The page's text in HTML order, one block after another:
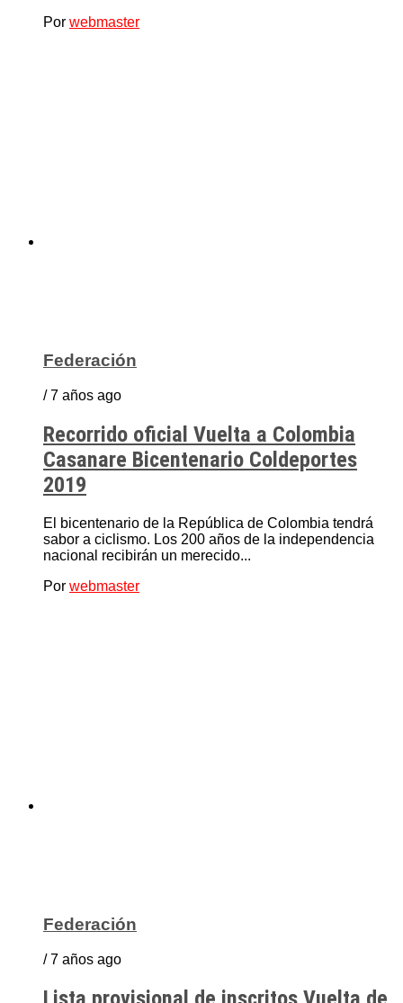
Por webmaster
Federación
/ 7 años ago
Recorrido oficial Vuelta a Colombia
Casanare Bicentenario Coldeportes
2019
El bicentenario de la República de Colombia tendrá
sabor a ciclismo. Los 200 años de la independencia
nacional recibirán un merecido...
Por webmaster
Federación
/ 7 años ago